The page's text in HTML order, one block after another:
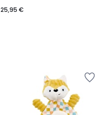
25,95 €